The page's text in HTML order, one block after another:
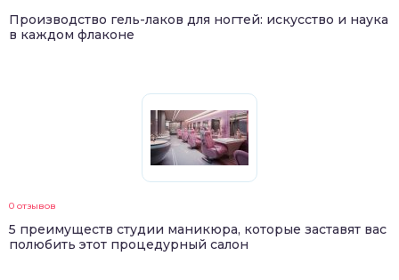
Производство гель-лаков для ногтей: искусство и наука
в каждом флаконе
0 отзывов
5 преимуществ студии маникюра, которые заставят вас
полюбить этот процедурный салон